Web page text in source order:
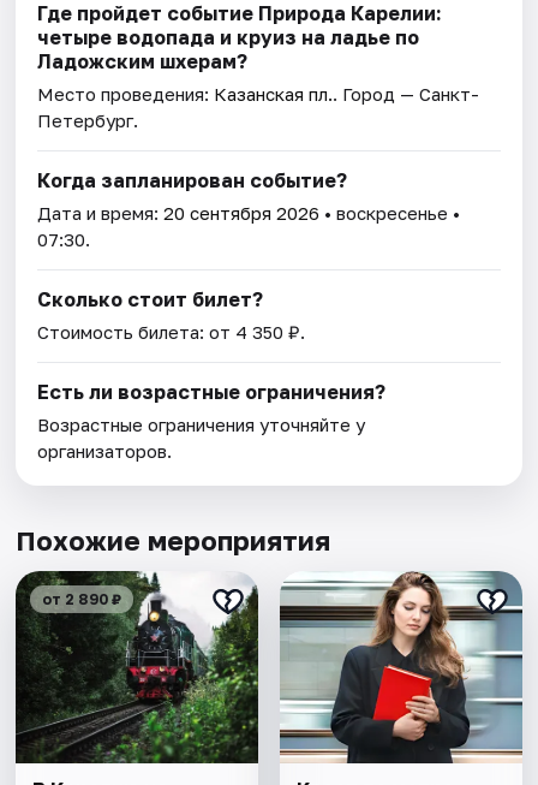
Где пройдет событие Природа Карелии:
четыре водопада и круиз на ладье по
Ладожским шхерам?
Место проведения: Казанская пл.. Город — Санкт-
Петербург.
Когда запланирован событие?
Дата и время:20 сентября 2026 • воскресенье •
07:30.
Сколько стоит билет?
Стоимость билета: от 4 350 ₽.
Есть ли возрастные ограничения?
Возрастные ограничения уточняйте у
организаторов.
Похожие мероприятия
от 2 890 ₽